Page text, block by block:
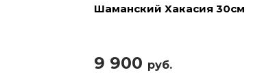
Шаманский Хакасия 30см
9 900 руб.